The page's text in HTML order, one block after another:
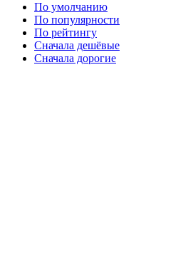
По умолчанию
По популярности
По рейтингу
Сначала дешёвые
Сначала дорогие